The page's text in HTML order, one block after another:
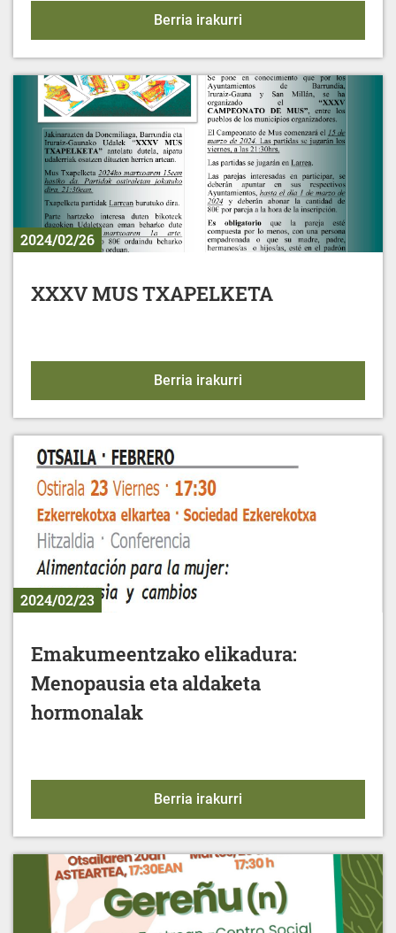
Berria irakurri
2024/02/26
XXXV MUS TXAPELKETA
Berria irakurri
2024/02/23
Emakumeentzako elikadura:
Menopausia eta aldaketa
hormonalak
Berria irakurri